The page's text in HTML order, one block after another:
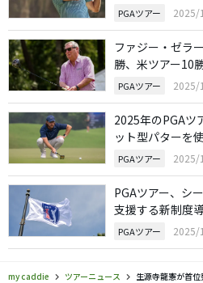
PGAツアー 2025/
ファジー・ゼラ
勝、米ツアー10
PGAツアー 2025/
2025年のPGAツ
ット型パターを
PGAツアー 2025/
PGAツアー、シ
支援する新制度
PGAツアー 2025/
my caddie ツアーニュース 生源寺龍憲が首位発